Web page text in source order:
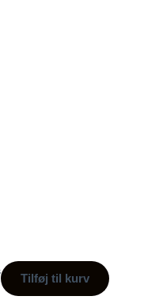
Tilføj til kurv